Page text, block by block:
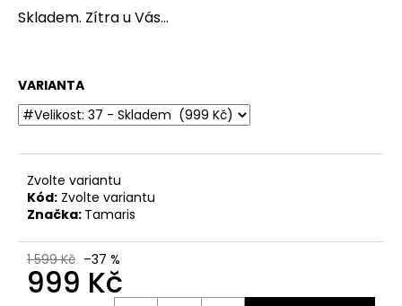
Skladem. Zítra u Vás...
VARIANTA
Zvolte variantu
Kód: Zvolte variantu
Značka: Tamaris
1 599 Kč –37 %
999 Kč
e
DÁMSKÉ
LAKOVANÉ
PODPATKU
TAMARIS
1-
28249-
20
018
ČERNÉ
770